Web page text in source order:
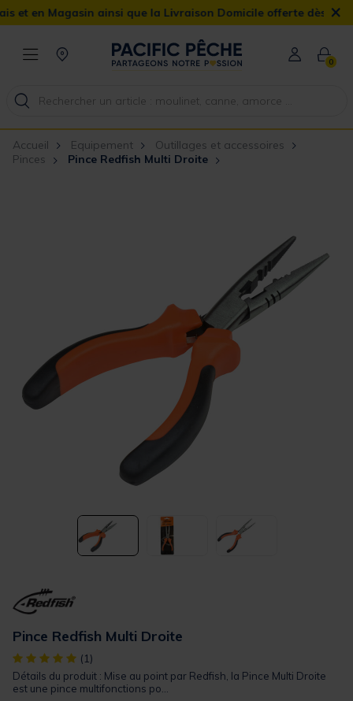
ainsi que la Livraison Domicile offerte dès 90€ ×
0
Accueil Equipement
Outillages et accessoires
Pinces
Pince Redfish Multi Droite
Pince Redfish Multi Droite
[object Object] out of 5 Customer Rating
(1)
Détails du produit : Mise au point par Redfish, la Pince Multi Droite
est une pince multifonctions po...